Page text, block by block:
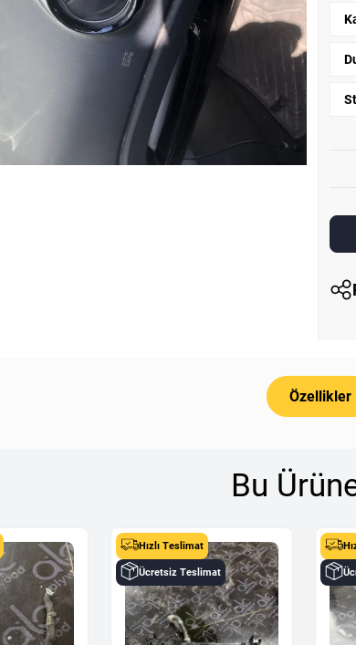
Özellikler
Bu
Hızlı Teslimat
Ücretsiz Teslimat